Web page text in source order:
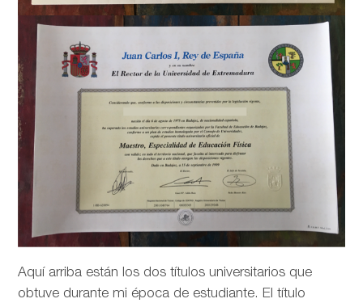
Aquí arriba están los dos títulos universitarios que
obtuve durante mi época de estudiante. El título